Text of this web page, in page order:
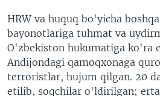
HRW va huquq bo'yicha
bayonotlariga tuhmat va
O'zbekiston hukumatiga ko'ra
Andijondagi qamoqxonaga
terroristlar, hujum qilgan. 20
etilib, soqchilar o'ldirilgan;